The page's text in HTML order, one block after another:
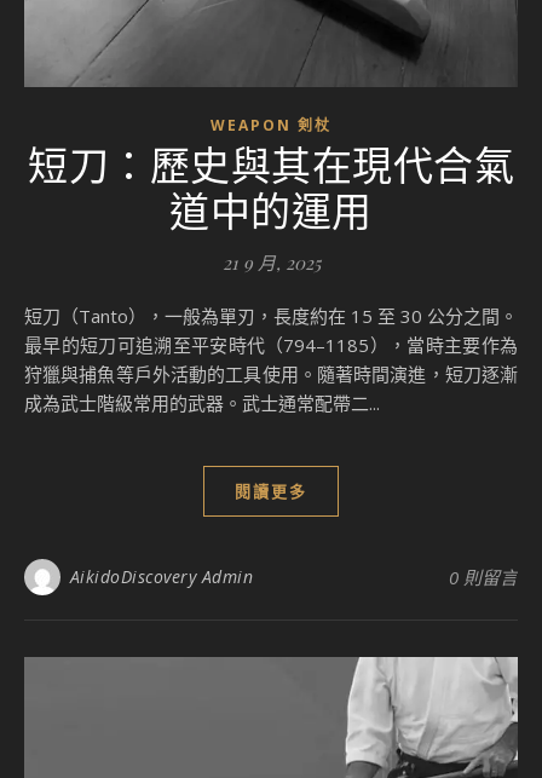
WEAPON 剣杖
短刀：歷史與其在現代合氣
道中的運用
21 9 月, 2025
短刀（Tanto），一般為單刃，長度約在 15 至 30 公分之間。
最早的短刀可追溯至平安時代（794–1185），當時主要作為
狩獵與捕魚等戶外活動的工具使用。隨著時間演進，短刀逐漸
成為武士階級常用的武器。武士通常配帶二...
閱讀更多
AikidoDiscovery Admin 0 則留言